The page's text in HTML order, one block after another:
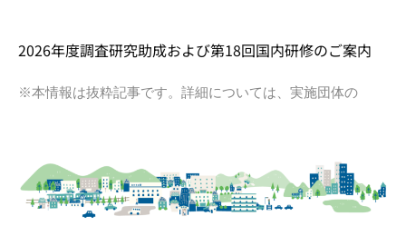
2026年度調査研究助成および第18回国内研修のご案内
※本情報は抜粋記事です。詳細については、実施団体の